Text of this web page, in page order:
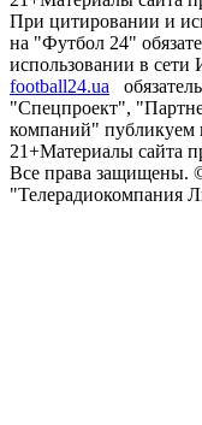
При цитировании и
на "Футбол 24"
использовании в сети
football24.ua
"Спецпроект",
компаний" публикуем
21+Материалы сайта
Все права защищены.
"Телерадиокомпания